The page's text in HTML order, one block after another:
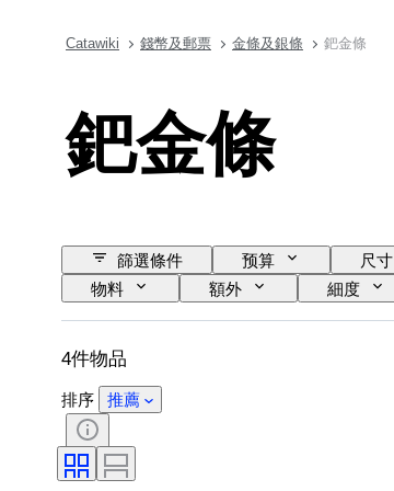
Catawiki 錢幣及郵票 金條及銀條 鈀金條
鈀金條
篩選條件 预算 尺寸
物料
額外 細度
4件物品
排序 推薦